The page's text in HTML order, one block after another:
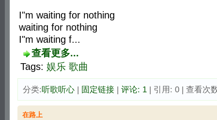
I"m waiting for nothing
waiting for nothing
I"m waiting f...
查看更多...
Tags: 娱乐 歌曲
分类:听歌听心| 固定链接| 评论: 1| 引用: 0 | 查看次
在路上